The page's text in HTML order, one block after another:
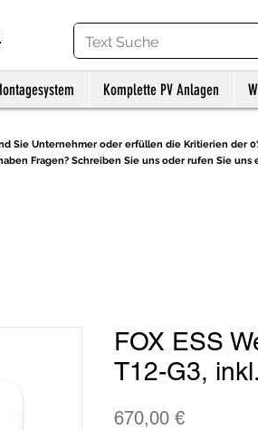
Komplette PV Anlagen
Sie Unternehmer oder erfüllen die Kritierien der
Fragen? Schreiben Sie uns oder rufen Sie uns
FOX ESS
T12-G3,
670,00 €Preis